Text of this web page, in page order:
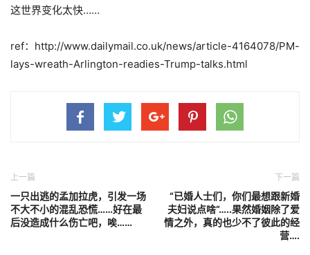
这世界变化太快……
ref：http://www.dailymail.co.uk/news/article-4164078/PM-
lays-wreath-Arlington-readies-Trump-talks.html
上一篇
一只出逃的孟加拉虎，引发一场
不大不小的混乱恐慌……好在最
后没造成什么伤亡吧，唉……
下一篇
“已婚人士们，你们最想跟新婚
夫妇说点啥“…..果然婚姻除了爱
情之外，真的也少不了彼此的经
营….